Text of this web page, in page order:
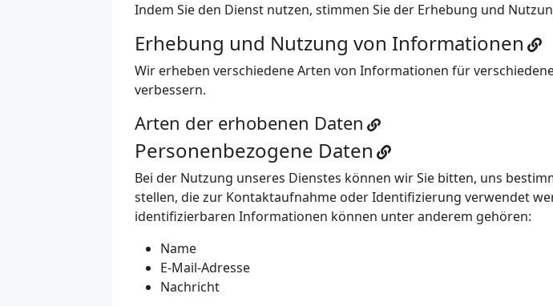
Indem Sie den Dienst nutzen, stimmen Sie der Erhebung und
Erhebung und Nutzung von Informationen
Wir erheben verschiedene Arten von Informationen für
verbessern.
Arten der erhobenen Daten
Personenbezogene Daten
Bei der Nutzung unseres Dienstes können wir Sie bitten, uns
stellen, die zur Kontaktaufnahme oder Identifizierung verwendet
identifizierbaren Informationen können unter anderem gehören:
Name
E-Mail-Adresse
Nachricht